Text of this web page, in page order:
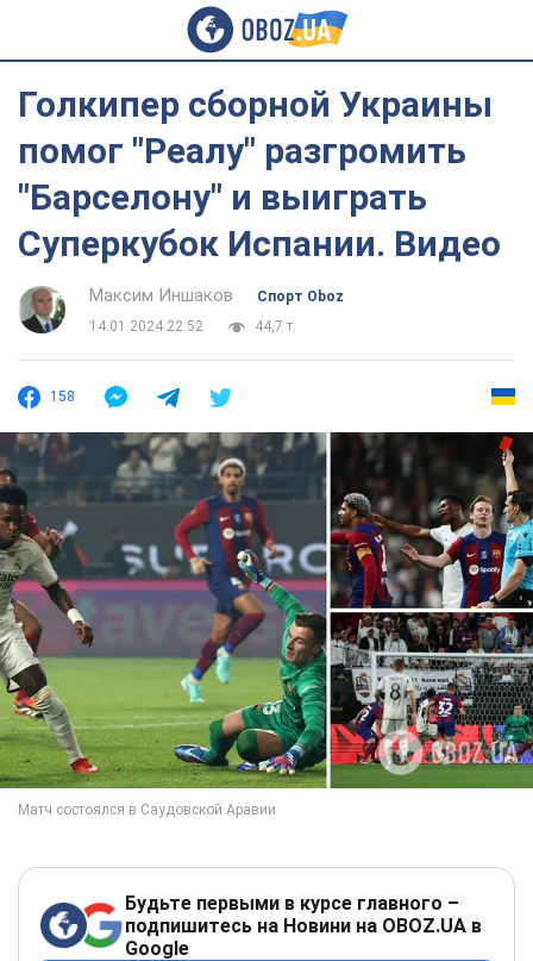
Голкипер сборной Украины
помог "Реалу" разгромить
"Барселону" и выиграть
Суперкубок Испании. Видео
Максим Иншаков
Спорт Oboz
14.01.2024 22:52
44,7 т.
158
Будьте первыми в курсе главного –
подпишитесь на Новини на OBOZ.UA в
Google